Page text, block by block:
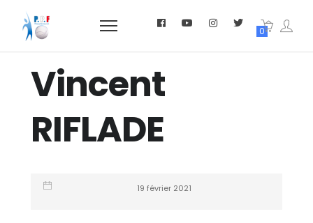
0
Vincent
RIFLADE
19 février 2021